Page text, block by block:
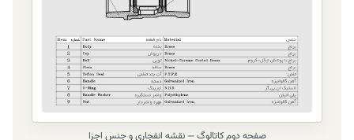
صفحه دوم کاتالوگ — نقشه انفجاری و جنس اجزا